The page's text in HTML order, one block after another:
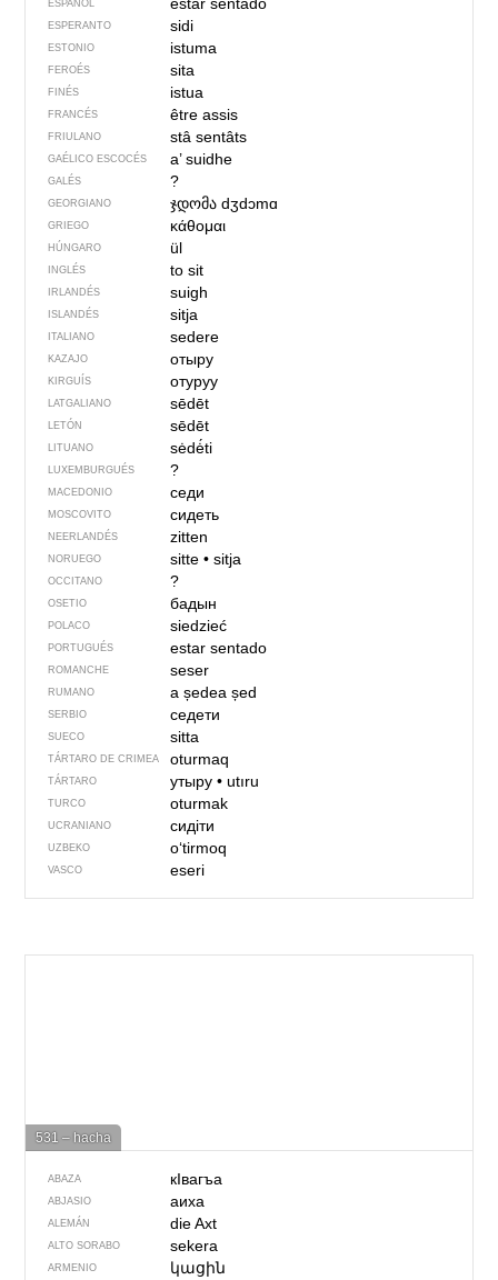
ESPAÑOL
ESPERANTO sidi
ESTONIO istuma
FEROÉS sita
FINÉS istua
FRANCÉS être assis
FRIULANO stâ sentâts
GAÉLICO ESCOCÉS a’ suidhe
GALÉS ?
GEORGIANO ჯდომაdʒdɔmɑ
GRIEGO κάθομαι
HÚNGARO ül
INGLÉS to sit
IRLANDÉS suigh
ISLANDÉS sitja
ITALIANO sedere
KAZAJO отыру
KIRGUÍS отуруу
LATGALIANO sēdēt
LETÓN sēdēt
LITUANO sėdė́ti
LUXEMBURGUÉS ?
MACEDONIO седи
MOSCOVITO сидеть
NEERLANDÉS zitten
NORUEGO sitte• sitja
OCCITANO ?
OSETIO бадын
POLACO siedzieć
PORTUGUÉS estar sentado
ROMANCHE seser
RUMANO a ședeașed
SERBIO седети
SUECO sitta
TÁRTARO DE CRIMEA oturmaq
TÁRTARO утыру• utıru
TURCO oturmak
UCRANIANO сидіти
UZBEKO o‘tirmoq
VASCO eseri
531 – hacha
ABAZA кIвагъа
ABJASIO аиха
ALEMÁN die Axt
ALTO SORABO sekera
ARMENIO կացին